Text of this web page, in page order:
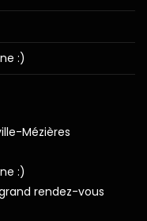
:)
Mézières
:)
rendez-vous